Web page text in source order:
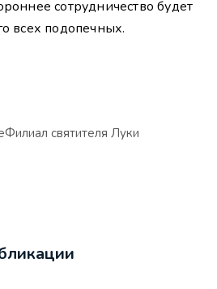
сотрудничество будет
всех подопечных.
Филиал святителя Луки